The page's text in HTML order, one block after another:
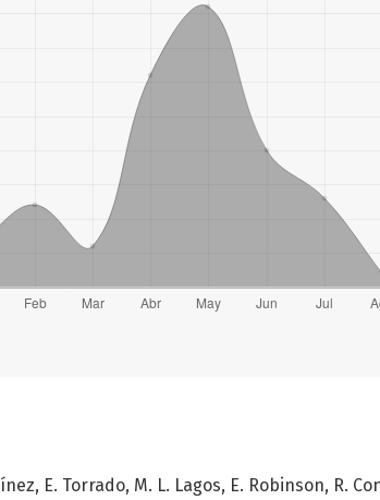
E. Torrado, M. L. Lagos, E. Robinson, R.